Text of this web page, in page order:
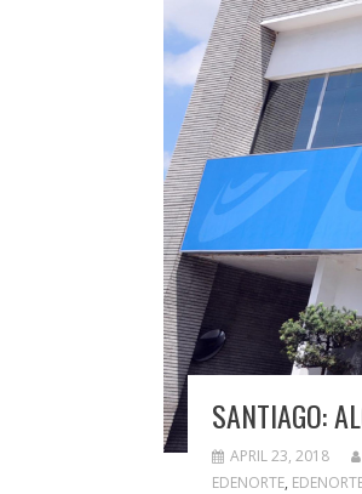
SANTIAGO:
APRIL 23, 2018
EDENORTE,